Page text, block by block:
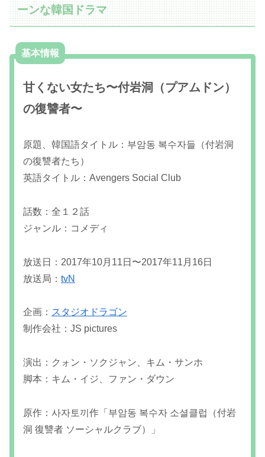
ーンな韓国ドラマ
基本情報
甘くない女たち〜付岩洞（プアムドン）
の復讐者〜
原題、韓国語タイトル：부암동 복수자들（付岩洞
の復讐者たち）
英語タイトル：Avengers Social Club
話数：全１２話
ジャンル：コメディ
放送日：2017年10月11日〜2017年11月16日
放送局： tvN
企画： スタジオドラゴン
制作会社：JS pictures
演出：クォン・ソクジャン、キム・サンホ
脚本：キム・イジ、ファン・ダウン
原作：사자토끼作「부암동 복수자 소셜클럽（付岩
洞 復讐者 ソーシャルクラブ）」